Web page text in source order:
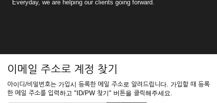
Everyday, we are helping our clients going forward.
이메일 주소로 계정 찾기
아이디/비밀번호는 가입시 등록한 메일 주소로 알려드립니다. 가입할 때 등록
한 메일 주소를 입력하고 "ID/PW 찾기" 버튼을 클릭해주세요.